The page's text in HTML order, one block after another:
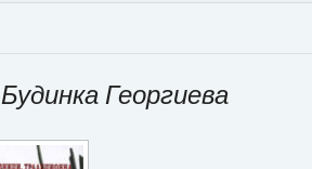
Георгиева